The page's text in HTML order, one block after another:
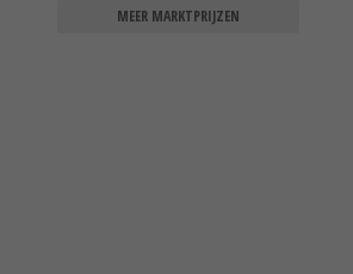
MEER MARKTPRIJZEN